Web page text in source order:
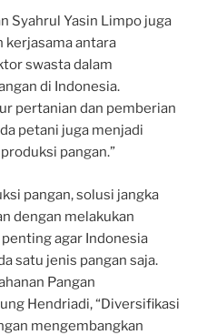
Syahrul Yasin Limpo juga
kerjasama antara
swasta dalam
di Indonesia.
pertanian dan pemberian
petani juga menjadi
pangan.”
pangan, solusi jangka
dengan melakukan
agar Indonesia
satu jenis pangan saja.
Pangan
Hendriadi, “Diversifikasi
mengembangkan